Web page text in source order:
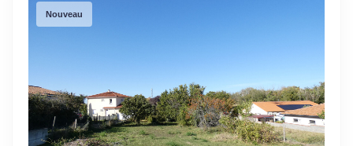
Nouveau